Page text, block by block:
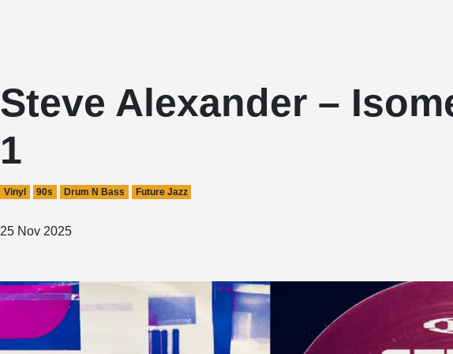
Steve Alexander –
1
Vinyl 90s Drum N Bass Future Jazz
25 Nov 2025